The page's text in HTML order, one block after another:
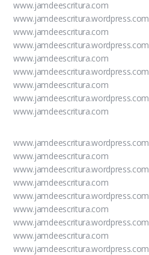
www.jamdeescritura.com
www.jamdeescritura.wordpress.com
www.jamdeescritura.com
www.jamdeescritura.wordpress.com
www.jamdeescritura.com
www.jamdeescritura.wordpress.com
www.jamdeescritura.com
www.jamdeescritura.wordpress.com
www.jamdeescritura.com
www.jamdeescritura.wordpress.com
www.jamdeescritura.com
www.jamdeescritura.wordpress.com
www.jamdeescritura.com
www.jamdeescritura.wordpress.com
www.jamdeescritura.com
www.jamdeescritura.wordpress.com
www.jamdeescritura.com
www.jamdeescritura.wordpress.com